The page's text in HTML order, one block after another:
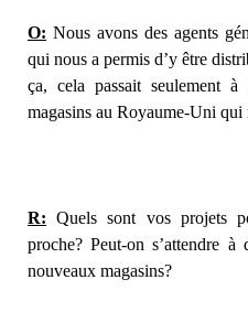
O: Nous avons des agents
qui nous a permis d’y être
ça, cela passait seulement
magasins au Royaume-Uni qui
R:
Quels sont vos projets
proche? Peut-on s’attendre
nouveaux magasins?